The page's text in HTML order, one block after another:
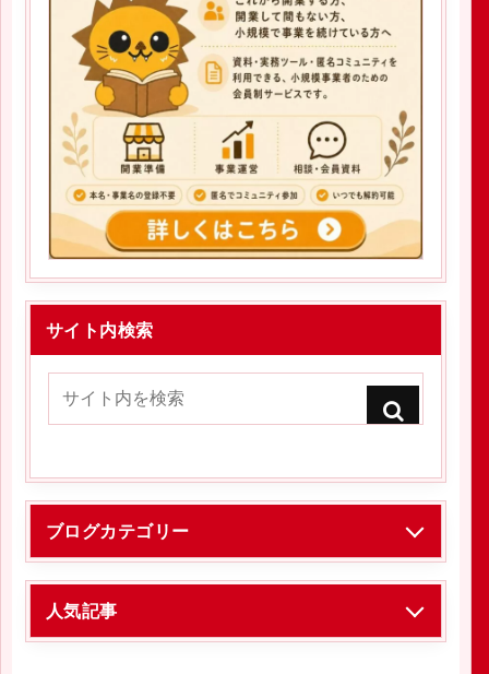
サイト内検索
ブログカテゴリー
人気記事